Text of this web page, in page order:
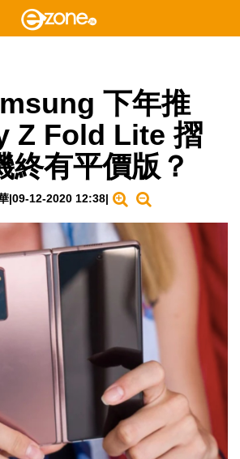
下年推
Z Fold Lite 摺
終有平價版？
|09-12-2020 12:38|